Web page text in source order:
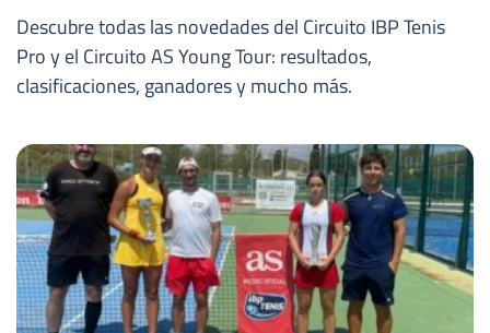
Descubre todas las novedades del Circuito IBP Tenis
Pro y el Circuito AS Young Tour: resultados,
clasificaciones, ganadores y mucho más.